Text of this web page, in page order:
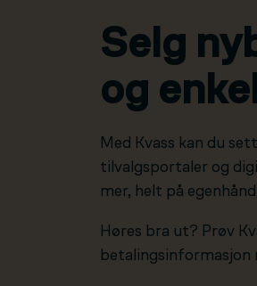
Selg
og
Med Kvass kan du
tilvalgsportaler og
mer, helt på
Høres bra ut? Prøv
betalingsinformasjon